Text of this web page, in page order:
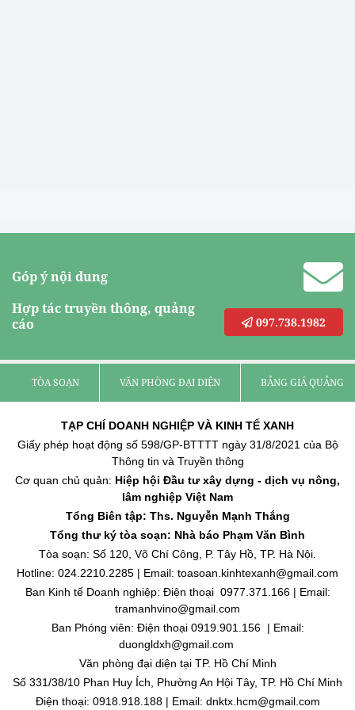
Góp ý nội dung
Hợp tác truyền thông, quảng
cáo
097.738.1982
TÒA SOẠN VĂN PHÒNG ĐẠI DIỆN BẢNG GIÁ QUẢNG
TẠP CHÍ DOANH NGHIỆP VÀ KINH TẾ XANH
Giấy phép hoạt động số 598/GP-BTTTT ngày 31/8/2021 của Bộ
Thông tin và Truyền thông
Cơ quan chủ quản: Hiệp hội Đầu tư xây dựng - dịch vụ nông,
lâm nghiệp Việt Nam
Tổng Biên tập: Ths. Nguyễn Mạnh Thắng
Tổng thư ký tòa soạn: Nhà báo Phạm Văn Bình
Tòa soạn: Số 120, Võ Chí Công, P. Tây Hồ, TP. Hà Nội.
Hotline: 024.2210.2285 | Email: toasoan.kinhtexanh@gmail.com
Ban Kinh tế Doanh nghiệp: Điện thoại 0977.371.166 | Email:
tramanhvino@gmail.com
Ban Phóng viên: Điện thoại 0919.901.156 | Email:
duongldxh@gmail.com
Văn phòng đại diện tại TP. Hồ Chí Minh
Số 331/38/10 Phan Huy Ích, Phường An Hội Tây, TP. Hồ Chí Minh
Điện thoại: 0918.918.188 | Email: dnktx.hcm@gmail.com